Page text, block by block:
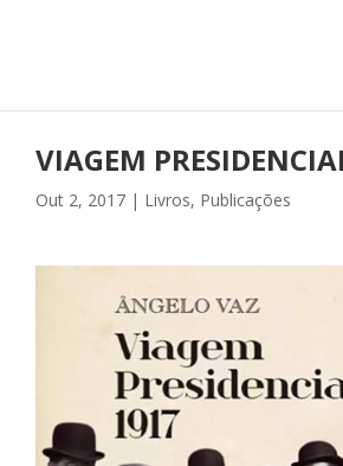
VIAGEM
Out 2, 2017 | Livros, Publicações